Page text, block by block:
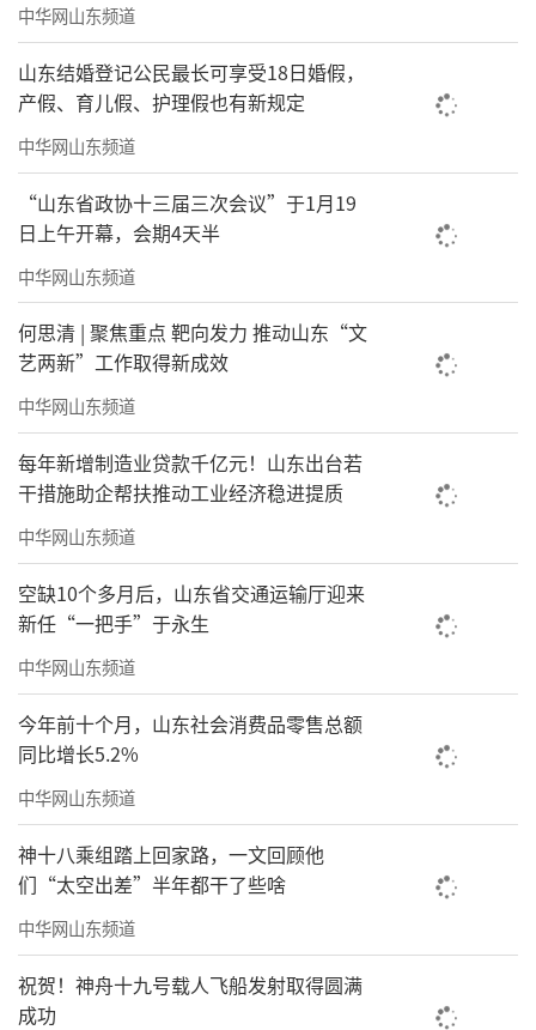
中华网山东频道
山东结婚登记公民最长可享受18日婚假，
产假、育儿假、护理假也有新规定
中华网山东频道
“山东省政协十三届三次会议”于1月19
日上午开幕，会期4天半
中华网山东频道
何思清 | 聚焦重点 靶向发力 推动山东“文
艺两新”工作取得新成效
中华网山东频道
每年新增制造业贷款千亿元！山东出台若
干措施助企帮扶推动工业经济稳进提质
中华网山东频道
空缺10个多月后，山东省交通运输厅迎来
新任“一把手”于永生
中华网山东频道
今年前十个月，山东社会消费品零售总额
同比增长5.2%
中华网山东频道
神十八乘组踏上回家路，一文回顾他
们“太空出差”半年都干了些啥
中华网山东频道
祝贺！神舟十九号载人飞船发射取得圆满
成功